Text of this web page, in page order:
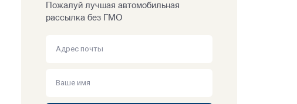
Пожалуй лучшая автомобильная
рассылка без ГМО